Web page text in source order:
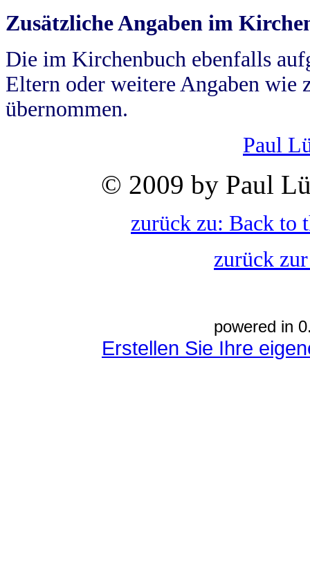
Zusätzliche Angaben im
Die im Kirchenbuch ebenfalls
Eltern oder weitere Angaben wie
übernommen.
Paul
© 2009 by Paul
zurück zu: Back to
zurück
powered in
Erstellen Sie Ihre